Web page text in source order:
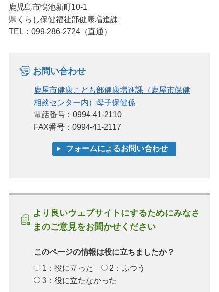
鹿児島市鴨池新町10-1
県くらし保健福祉部健康増進課
TEL：099-286-2724（直通）
お問い合わせ
鹿屋市健康こども部健康増進課（鹿屋市保健
相談センター内）母子保健係
電話番号：0994-41-2110
FAX番号：0994-41-2117
より良いウェブサイトにするためにみなさ
まのご意見をお聞かせください
このページの情報は役に立ちましたか？
1：役に立った
2：ふつう
3：役に立たなかった